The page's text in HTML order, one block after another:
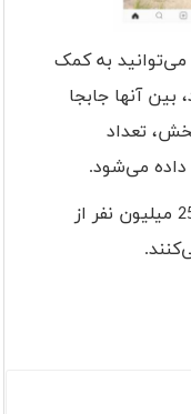
به کمک
بین آنها جابجا
تعداد
داده می‌شود.
جالب است بدانید که روزانه بیش از 250 میلیون نفر از